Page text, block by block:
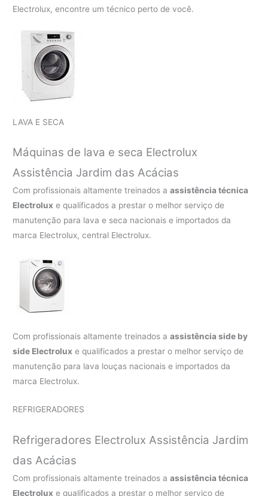
Electrolux, encontre um técnico perto de você.
LAVA E SECA
Máquinas de lava e seca Electrolux
Assistência Jardim das Acácias
Com profissionais altamente treinados aassistência técnica
Electrolux e qualificados a prestar o melhor serviço de
manutenção para lava e seca nacionais e importados da
marca Electrolux, central Electrolux.
Com profissionais altamente treinados aassistência side by
side Electrolux e qualificados a prestar o melhor serviço de
manutenção para lava louças nacionais e importados da
marca Electrolux.
REFRIGERADORES
Refrigeradores Electrolux Assistência Jardim
das Acácias
Com profissionais altamente treinados aassistência técnica
Electrolux e qualificados a prestar o melhor serviço de